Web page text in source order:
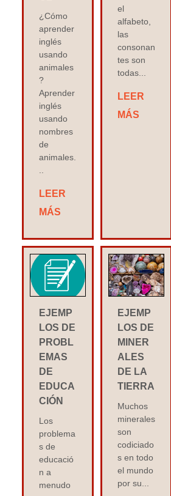
¿Cómo
aprender
inglés
usando
animales
?
Aprender
inglés
usando
nombres
de
animales.
..
LEER
MÁS
el
alfabeto,
las
consonan
tes son
todas...
LEER
MÁS
EJEMP
LOS DE
PROBL
EMAS
DE
EDUCA
CIÓN
Los
problema
s de
educació
n a
menudo
EJEMP
LOS DE
MINER
ALES
DE LA
TIERRA
Muchos
minerales
son
codiciado
s en todo
el mundo
por su...